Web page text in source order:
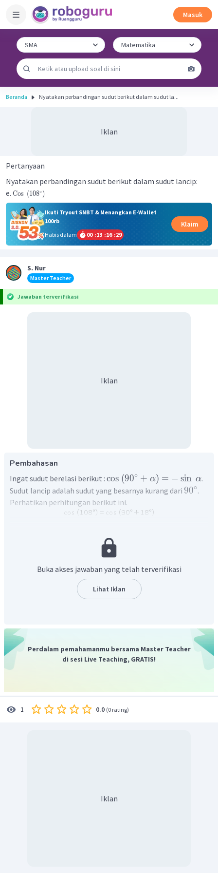
Masuk
Beranda Nyatakan perbandingan sudut berikut dalam sudut la...
Iklan
Pertanyaan
Nyatakan perbandingan sudut berikut dalam sudut lancip:
e. Cos (108∘)
Ikuti Tryout SNBT & Menangkan E-Wallet
100rb
Habis dalam
00 :13 :16 :28
Klaim
S. Nur
Master Teacher
Jawaban terverifikasi
Iklan
Pembahasan
Ingat sudut berelasi berikut : cos (90∘ + α) = − sin α.
Sudut lancip adalah sudut yang besarnya kurang dari 90∘.
Perhatikan perhitungan berikut ini.
Buka akses jawaban yang telah terverifikasi
Lihat Iklan
Perdalam pemahamanmu bersama Master Teacher
di sesi Live Teaching, GRATIS!
1 0.0 (0 rating)
Iklan